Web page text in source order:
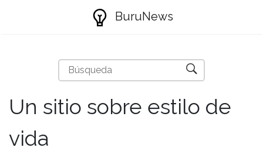
BuruNews
Un sitio sobre estilo de
vida